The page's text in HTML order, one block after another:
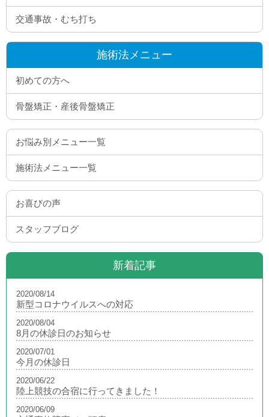
交通事故・むち打ち
施術法メニュー
初めての方へ
骨盤矯正・産後骨盤矯正
お悩み別メニュー一覧
施術法メニュー一覧
お喜びの声
スタッフブログ
新着記事
新型コロナウイルスへの対応
2020/08/14
8月の休診日のお知らせ
2020/08/04
今月の休診日
2020/07/01
陸上競技の合宿に行ってきました！
2020/06/22
2020/06/09